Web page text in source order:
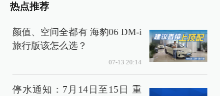
热点推荐
颜值、空间全都有 海豹06 DM-i
旅行版该怎么选？
07-13 20:14
停水通知：7月14日至15日 重